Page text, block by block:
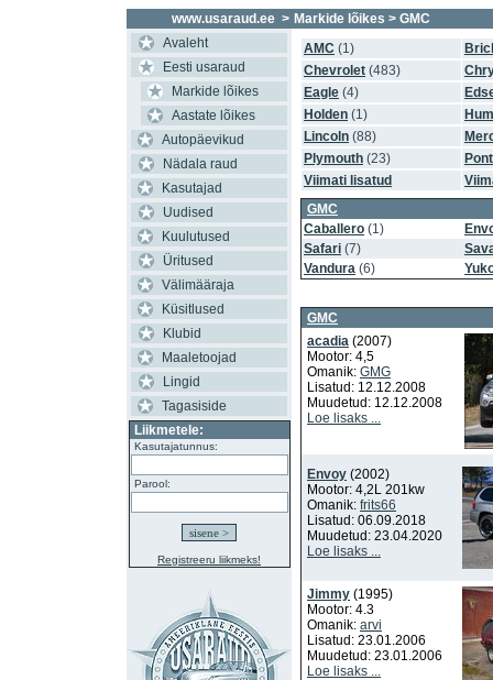
www.usaraud.ee >
Avaleht
Eesti usaraud
Markide lõikes
Aastate lõikes
Autopäevikud
Nädala raud
Kasutajad
Uudised
Kuulutused
Üritused
Välimääraja
Küsitlused
Klubid
Maaletoojad
Lingid
Tagasiside
Liikmetele:
Kasutajatunnus:
Parool:
Registreeru liikmeks!
Markide lõikes > GMC
AMC (1)
Chevrolet (483)
Eagle (4)
Holden (1)
Lincoln (88)
Plymouth (23)
Viimati lisatud
GMC
Caballero (1)
Safari (7)
Vandura (6)
GMC
acadia (2007)
Mootor: 4,5
Omanik: GMG
Lisatud: 12.12.2008
Muudetud: 12.12.2008
Loe lisaks ...
Envoy (2002)
Mootor: 4,2L 201kw
Omanik: frits66
Lisatud: 06.09.2018
Muudetud: 23.04.2020
Loe lisaks ...
Jimmy (1995)
Mootor: 4.3
Omanik: arvi
Lisatud: 23.01.2006
Muudetud: 23.01.2006
Loe lisaks ...